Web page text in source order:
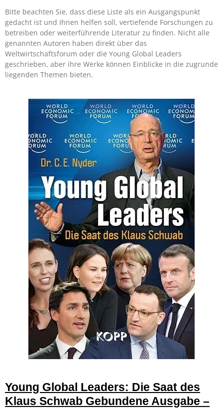
Bitte beachten Sie, dass diese Liste als ein Ausgangspunkt
gedacht ist und Ihnen helfen soll, vertiefende Forschungen zu
betreiben oder weiterführende Literatur zu finden. Nicht alle
genannten Autoren haben direkt über das
Weltwirtschaftsforum oder die Young Global Leaders
geschrieben, aber ihre Werke können Einblicke in die zugrunde
liegenden Themen bieten.
Young Global Leaders: Die Saat des
Klaus Schwab Gebundene Ausgabe –